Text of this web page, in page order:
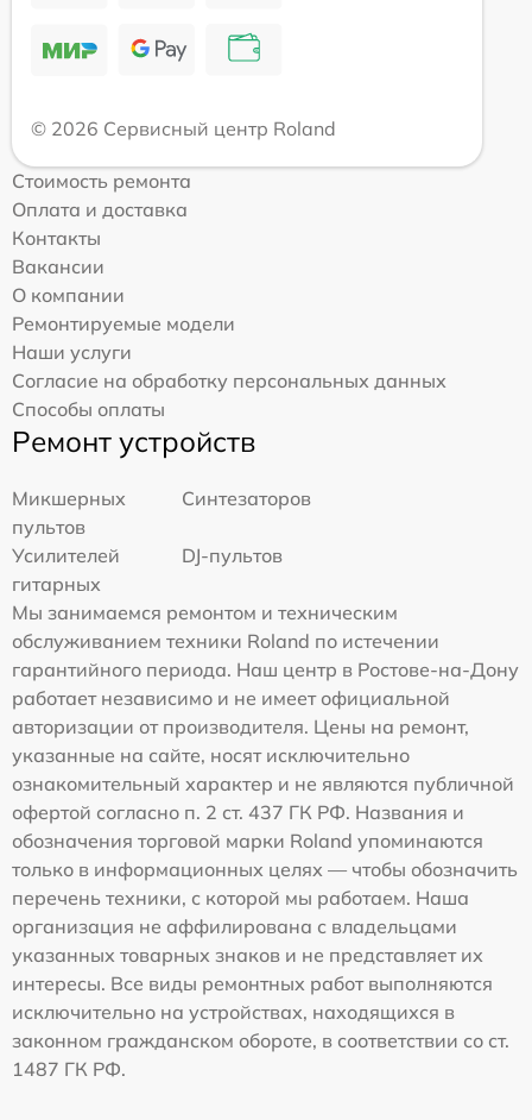
© 2026 Сервисный центр Roland
Стоимость ремонта
Оплата и доставка
Контакты
Вакансии
О компании
Ремонтируемые модели
Наши услуги
Согласие на обработку персональных данных
Способы оплаты
Ремонт устройств
Микшерных
пультов
Синтезаторов
Усилителей
гитарных
DJ-пультов
Мы занимаемся ремонтом и техническим
обслуживанием техники Roland по истечении
гарантийного периода. Наш центр в Ростове-на-Дону
работает независимо и не имеет официальной
авторизации от производителя. Цены на ремонт,
указанные на сайте, носят исключительно
ознакомительный характер и не являются публичной
офертой согласно п. 2 ст. 437 ГК РФ. Названия и
обозначения торговой марки Roland упоминаются
только в информационных целях — чтобы обозначить
перечень техники, с которой мы работаем. Наша
организация не аффилирована с владельцами
указанных товарных знаков и не представляет их
интересы. Все виды ремонтных работ выполняются
исключительно на устройствах, находящихся в
законном гражданском обороте, в соответствии со ст.
1487 ГК РФ.